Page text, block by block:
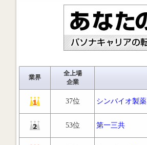
業界
全上場
企業
37位 シンバイオ製薬
53位 第一三共